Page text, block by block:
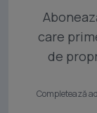
care
de